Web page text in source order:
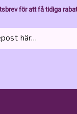
för att få tidiga